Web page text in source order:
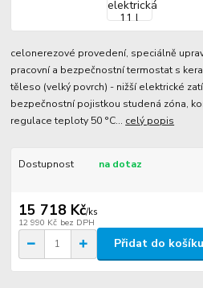
celonerezové provedení, speciálně
pracovní a bezpečnostní termostat s
těleso (velký povrch) - nižší elektrické
bezpečnostní pojistkou studená zóna,
regulace teploty 50 °C... celý popis
Dostupnost na dotaz
15 718 Kč/ks
12 990 Kč bez DPH
Přidat do košíku